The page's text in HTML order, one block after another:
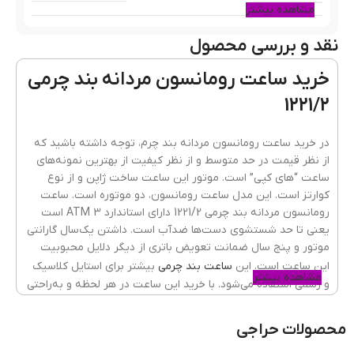
رنگ قاب
جنس قاب
رنگ بند قهوه ای
جنسیت ساعت مردانه
مشاهده بیشتر
نقد و بررسی محصول
خرید ساعت رومانسون مردانه بند چرمی
1221/2
در خرید ساعت رومانسون مردانه بند چرم، توجه داشته باشید که
از نظر قیمت در حد متوسط و از نظر کیفیت از بهترین نمونه‌های
ساعت “های کپی” است. موتور این ساعت ساخت ژاپن و از نوع
کوارتز است. این مدل ساعت رومانسون، دو موتوره است. ساعت
رومانسون مردانه بند چرمی 1221/2 دارای استاندارد 3 ATM است
یعنی تا حد شستشوی دست‌ها ضدآب است. داشتن یک‌سال گارانتی
موتور و پنج سال ضمانت تعویض باتری از دیگر دلایل محبوبیت
این ساعت است. این ساعت بند چرمی بیشتر برای استایل کلاسیک
و رسمی استفاده می‌شود. با خرید این ساعت در هر لحظه و به‌راحتی
مشاهده بیشتر
محصولات حراجی